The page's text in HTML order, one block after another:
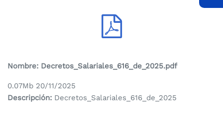
Nombre: Decretos_Salariales_616_de_2025.pdf
0.07Mb 20/11/2025
Descripción: Decretos_Salariales_616_de_2025